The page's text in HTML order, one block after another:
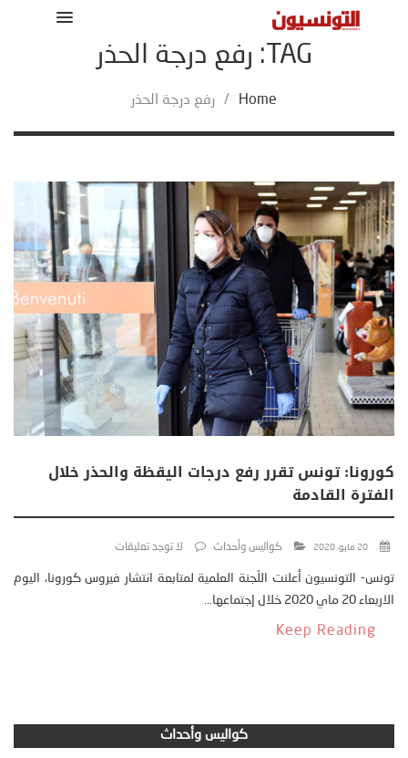
TAG: رفع درجة الحذر
Home
/ رفع درجة الحذر
كورونا: تونس تقرر رفع درجات اليقظة والحذر خلال
الفترة القادمة
20 مايو، 2020 كواليس وأحداث لا توجد تعليقات
تونس- التونسيون أعلنت اللّجنة العلمية لمتابعة انتشار فيروس كورونا، اليوم
الاربعاء 20 ماي 2020 خلال إجتماعها...
Keep Reading
كواليس وأحداث